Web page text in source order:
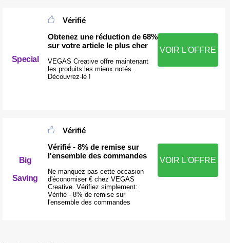
Special
Vérifié
Obtenez une réduction de 68%
sur votre article le plus cher
VEGAS Creative offre maintenant
les produits les mieux notés.
Découvrez-le !
VOIR L'OFFRE
Big
Saving
Vérifié
Vérifié - 8% de remise sur
l'ensemble des commandes
Ne manquez pas cette occasion
d'économiser € chez VEGAS
Creative. Vérifiez simplement:
Vérifié - 8% de remise sur
l'ensemble des commandes
VOIR L'OFFRE